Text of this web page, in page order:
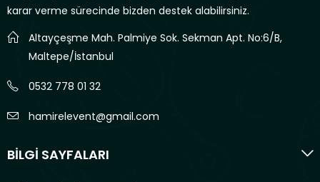
karar verme sürecinde bizden destek alabilirsiniz.
Altayçeşme Mah. Palmiye Sok. Sekman Apt. No:6/B,
Maltepe/İstanbul
0532 778 01 32
hamirelevent@gmail.com
BİLGİ SAYFALARI